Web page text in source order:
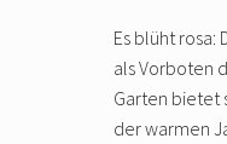
Es blüht rosa:
als Vorboten
Garten bietet
der warmen